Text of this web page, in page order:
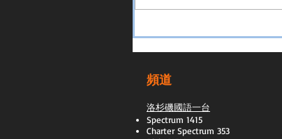
頻道
洛杉磯國語一台
Spectrum 1415
Charter Spectrum 353